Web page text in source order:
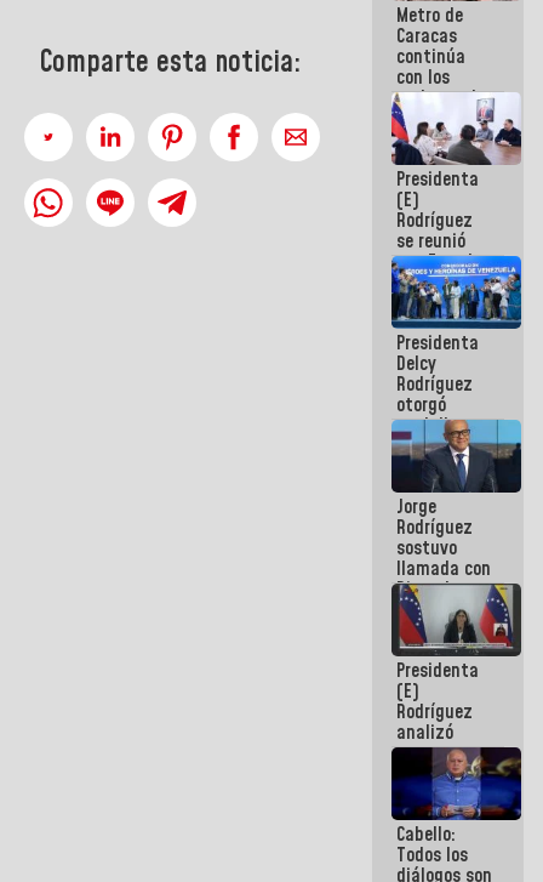
Comparte esta noticia:
Metro de
Caracas
continúa
con los
trabajos de
mantenimiento
e inspección
en la Línea 2
Presidenta
(E)
Rodríguez
se reunió
con Estado
Mayor
Eléctrico
para
abordar
planes de
acción
Presidenta
Delcy
Rodríguez
otorgó
medalla
"Héroe de
Venezuela"
a servidores
públicos
Jorge
Rodríguez
sostuvo
llamada con
Dinorah
Figuera y
acuerdan
primer
encuentro
presencial
para el
diálogo
Presidenta
(E)
Rodríguez
analizó
junto a
gobernadores
planes de
recuperación
del Sistema
Eléctrico
Cabello:
Todos los
diálogos son